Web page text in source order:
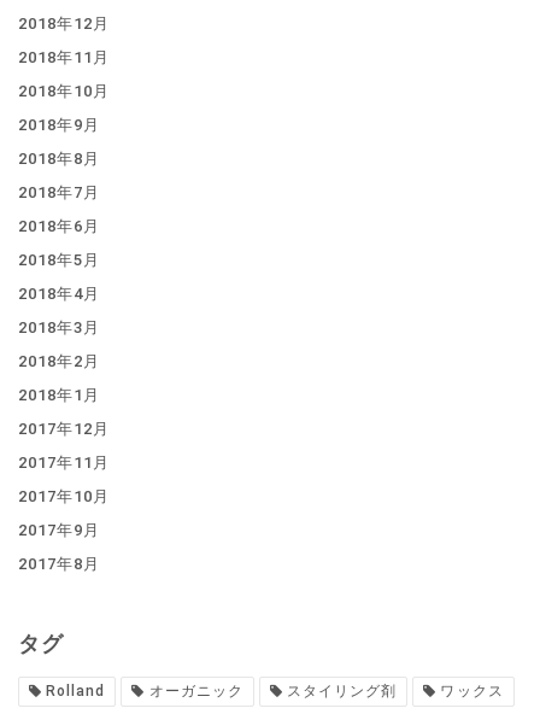
2018年12月
2018年11月
2018年10月
2018年9月
2018年8月
2018年7月
2018年6月
2018年5月
2018年4月
2018年3月
2018年2月
2018年1月
2017年12月
2017年11月
2017年10月
2017年9月
2017年8月
タグ
Rolland オーガニック スタイリング剤 ワックス